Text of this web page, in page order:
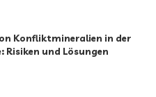
Konfliktmineralien in der
Risiken und Lösungen